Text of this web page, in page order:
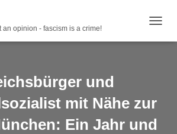
an opinion - fascism is a crime!
und
mit Nähe zur
Ein Jahr und